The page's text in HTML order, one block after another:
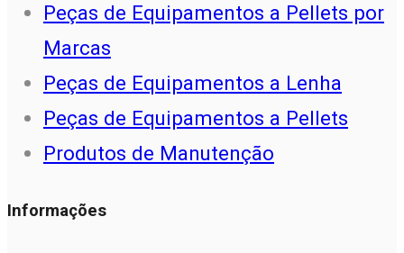
Peças de Equipamentos a Pellets por
Marcas
Peças de Equipamentos a Lenha
Peças de Equipamentos a Pellets
Produtos de Manutenção
Informações